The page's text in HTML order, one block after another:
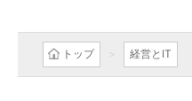
トップ 経営とIT